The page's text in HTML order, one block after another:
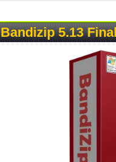
Bandizip 5.13